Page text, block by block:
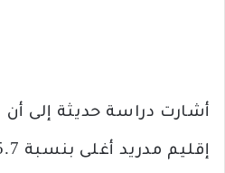
أشارت دراسة حديثة إلى أن